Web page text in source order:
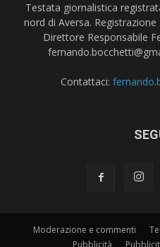
Testata giornalistica
nord di Aversa.
Direttore Responsabile
Contattaci:
Moderazione e commenti
Pubblicità